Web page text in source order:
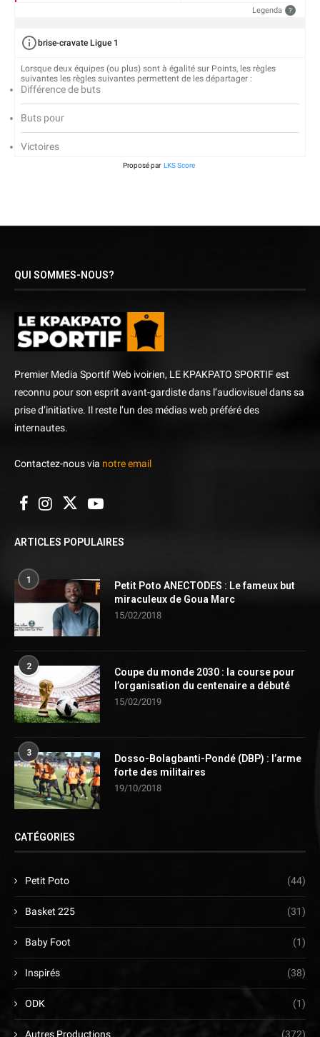
Legenda ?
brise-cravate Ligue 1
Lorsque deux équipes (ou plus) sont à égalité sur Points, les règles
suivantes les règles suivantes permettent de les départager :
Différence de buts
Buts pour
Victoires
Proposé par LKS Score
QUI SOMMES-NOUS?
Premier Media Sportif Web ivoirien, LE KPAKPATO SPORTIF est
reconnu pour son esprit avant-gardiste dans l’audiovisuel dans sa
prise d’initiative. Il reste l’un des médias web préféré des
internautes.
Contactez-nous via notre email
ARTICLES POPULAIRES
1
Petit Poto ANECTODES : Le fameux but
miraculeux de Goua Marc
15/02/2018
2
Coupe du monde 2030 : la course pour
l’organisation du centenaire a débuté
15/02/2019
3
Dosso-Bolagbanti-Pondé (DBP) : l’arme
forte des militaires
19/10/2018
CATÉGORIES
Petit Poto (44)
Basket 225 (31)
Baby Foot (1)
Inspirés (38)
ODK (1)
Autres Productions (372)